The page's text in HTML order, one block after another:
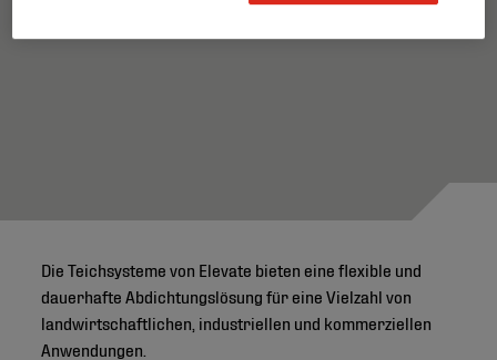
Die Teichsysteme von Elevate bieten eine flexible und
dauerhafte Abdichtungslösung für eine Vielzahl von
landwirtschaftlichen, industriellen und kommerziellen
Anwendungen.